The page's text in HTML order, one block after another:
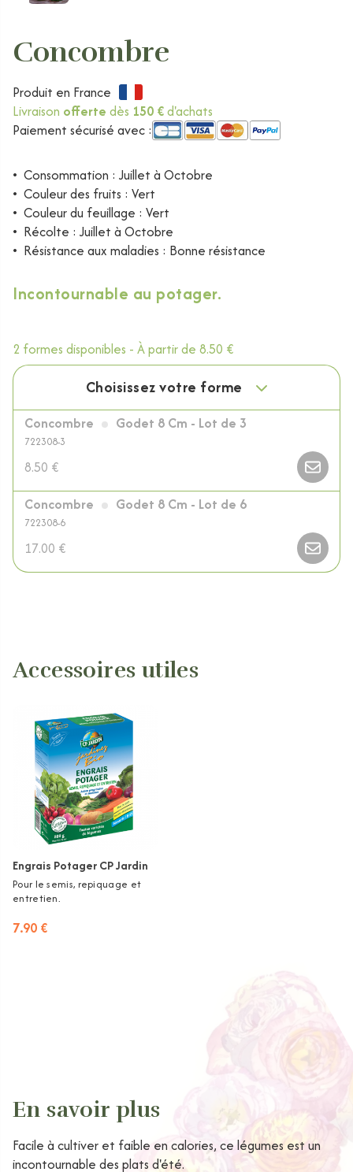
Concombre
Produit en France
Livraison offerte dès 150 €d'achats
Paiement sécurisé avec :
• Consommation : Juillet à Octobre
• Couleur des fruits : Vert
• Couleur du feuillage : Vert
• Récolte : Juillet à Octobre
• Résistance aux maladies : Bonne résistance
Incontournable au potager.
2 formes disponibles - À partir de 8.50 €
Choisissez votre forme
Concombre Godet 8 Cm - Lot de 3
722308-3
8.50 €
Concombre
Godet 8 Cm - Lot de 6
722308-6
17.00 €
Accessoires utiles
Engrais Potager CP Jardin
Pour le semis, repiquage et
entretien.
7.90 €
En savoir plus
Facile à cultiver et faible en calories, ce légumes est un
incontournable des plats d'été.